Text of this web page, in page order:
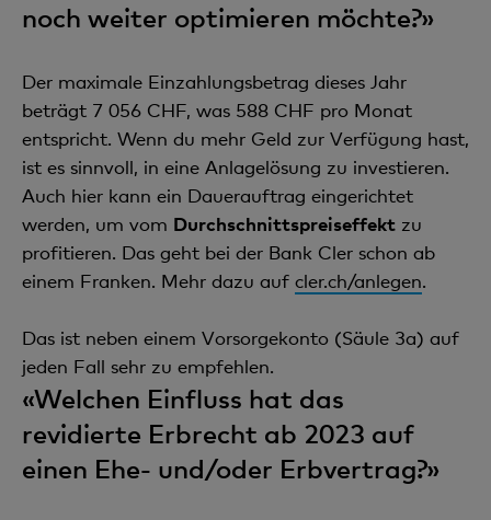
noch weiter optimieren möchte?»
Der maximale Einzahlungsbetrag dieses Jahr
beträgt 7 056 CHF, was 588 CHF pro Monat
entspricht. Wenn du mehr Geld zur Verfügung hast,
ist es sinnvoll, in eine Anlagelösung zu investieren.
Auch hier kann ein Dauerauftrag eingerichtet
werden, um vom Durchschnittspreiseffekt zu
profitieren. Das geht bei der Bank Cler schon ab
einem Franken. Mehr dazu auf cler.ch/anlegen.
Das ist neben einem Vorsorgekonto (Säule 3a) auf
jeden Fall sehr zu empfehlen.
«Welchen Einfluss hat das
revidierte Erbrecht ab 2023 auf
einen Ehe- und/oder Erbvertrag?»